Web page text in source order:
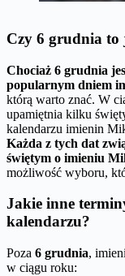
Czy 6 grudnia to
Chociaż 6 grudnia
popularnym dniem
którą warto znać. W
upamiętnia kilku
kalendarzu imienin
Każda z tych dat
świętym o imieniu
możliwość wyboru,
Jakie inne
kalendarzu?
Poza 6 grudnia,
w ciągu roku: